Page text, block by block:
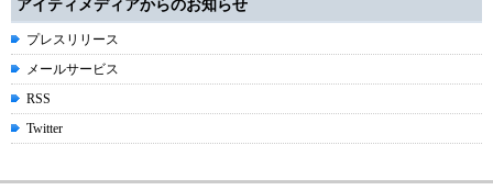
アイティメディアからのお知らせ
プレスリリース
メールサービス
RSS
Twitter